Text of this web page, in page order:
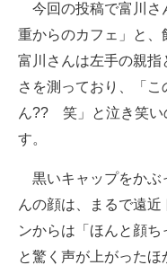
今回の投稿で富川さ
重からのカフェ」と、
富川さんは左手の親指
さを測っており、「
ん?? 笑」と泣き笑い
す。
黒いキャップをかぶ
んの顔は、まるで遠
ンからは「ほんと顔ち
と驚く声が上がった